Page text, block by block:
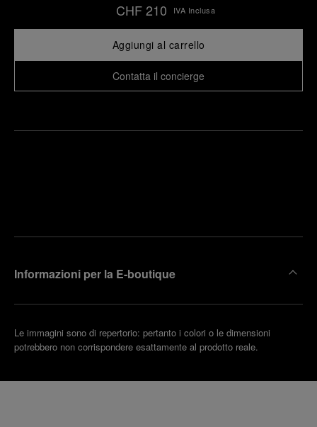
CHF 210 IVA Inclusa
Aggiungi al carrello
Contatta il concierge
Informazioni per la E-boutique
Le immagini sono di repertorio: pertanto i colori o le dimensioni
potrebbero non corrispondere esattamente al prodotto reale.